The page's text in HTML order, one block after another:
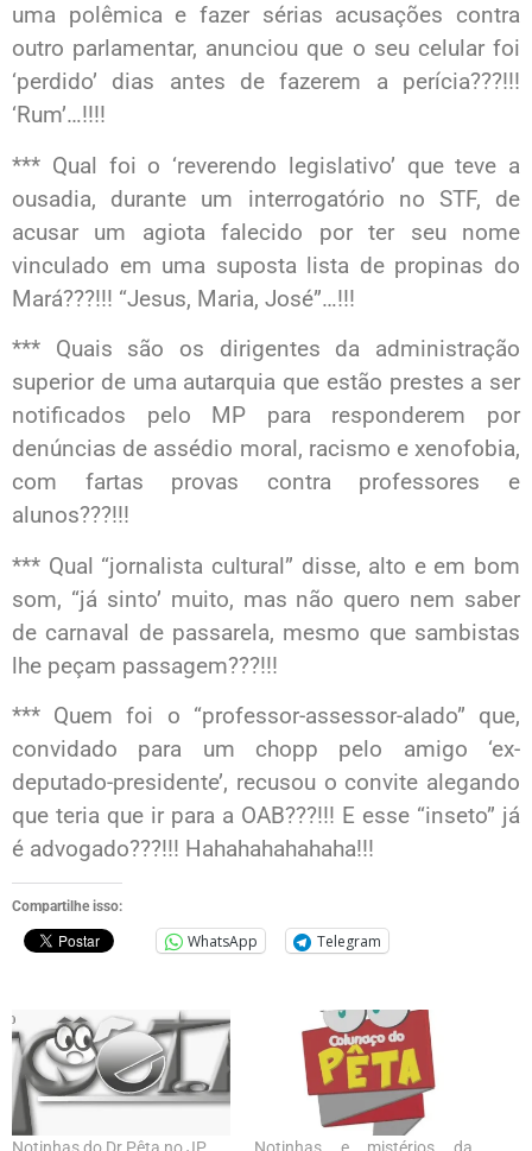
uma polêmica e fazer sérias acusações contra
outro parlamentar, anunciou que o seu celular foi
‘perdido’ dias antes de fazerem a perícia???!!!
‘Rum’…!!!!
*** Qual foi o ‘reverendo legislativo’ que teve a
ousadia, durante um interrogatório no STF, de
acusar um agiota falecido por ter seu nome
vinculado em uma suposta lista de propinas do
Mará???!!! “Jesus, Maria, José”…!!!
*** Quais são os dirigentes da administração
superior de uma autarquia que estão prestes a ser
notificados pelo MP para responderem por
denúncias de assédio moral, racismo e xenofobia,
com fartas provas contra professores e
alunos???!!!
*** Qual “jornalista cultural” disse, alto e em bom
som, “já sinto’ muito, mas não quero nem saber
de carnaval de passarela, mesmo que sambistas
lhe peçam passagem???!!!
*** Quem foi o “professor-assessor-alado” que,
convidado para um chopp pelo amigo ‘ex-
deputado-presidente’, recusou o convite alegando
que teria que ir para a OAB???!!! E esse “inseto” já
é advogado???!!! Hahahahahahaha!!!
Compartilhe isso:
WhatsApp Telegram
Notinhas do Dr.Pêta no JP Notinhas e mistérios da